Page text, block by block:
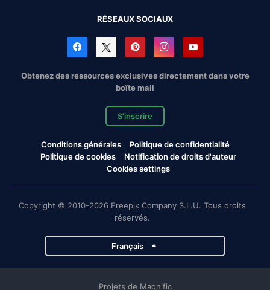
RÉSEAUX SOCIAUX
Obtenez des ressources exclusives directement dans votre
boîte mail
S'inscrire
Conditions générales
Politique de confidentialité
Politique de cookies
Notification de droits d'auteur
Cookies settings
Copyright © 2010-2026 Freepik Company S.L.U. Tous droits
réservés.
Français
Projets de Magnific